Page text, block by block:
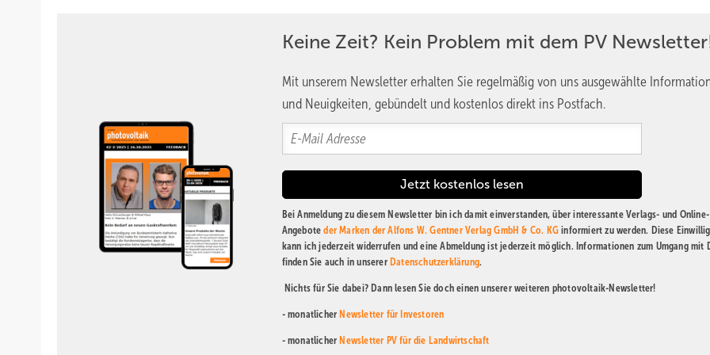
Keine Zeit? Kein Problem mit dem PV
Mit unserem Newsletter erhalten Sie regelmäßig von uns ausgewählte
und Neuigkeiten, gebündelt und kostenlos direkt ins Postfach.
Bei Anmeldung zu diesem Newsletter bin ich damit einverstanden, über interessante Verlags- und Online-
Angeboteder Marken der Alfons W. Gentner Verlag GmbH & Co. KG informiert zu werden. Diese
kann ich jederzeit widerrufen und eine Abmeldung ist jederzeit möglich. Informationen zum Umgang mit
finden Sie auch in unserer Datenschutzerklärung.
Nichts für Sie dabei? Dann lesen Sie doch einen unserer weiteren photovoltaik-Newsletter!
- monatlicher Newsletter für Investoren
- monatlicher Newsletter PV für die Landwirtschaft